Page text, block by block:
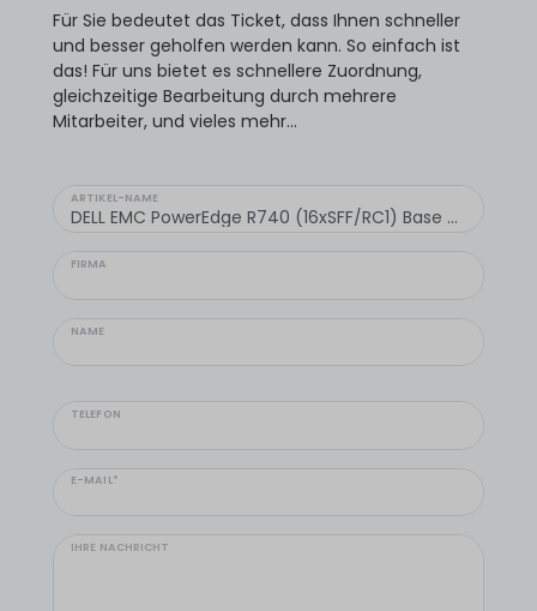
Für Sie bedeutet das Ticket, dass Ihnen schneller
und besser geholfen werden kann. So einfach ist
das! Für uns bietet es schnellere Zuordnung,
gleichzeitige Bearbeitung durch mehrere
Mitarbeiter, und vieles mehr...
ARTIKEL-NAME
FIRMA
NAME
TELEFON
E-MAIL*
IHRE NACHRICHT